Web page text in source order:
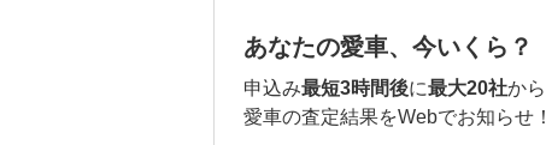
あなたの愛車、今いくら？
申込み最短3時間後に最大20社から
愛車の査定結果をWebでお知らせ！